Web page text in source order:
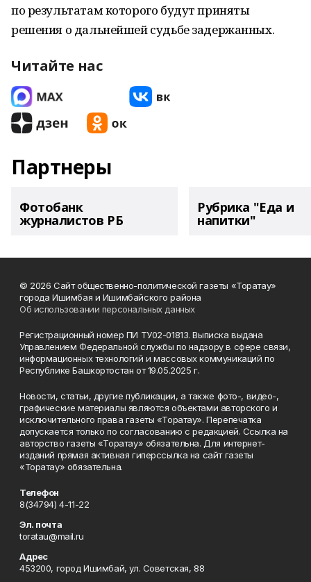
по результатам которого будут приняты
решения о дальнейшей судьбе задержанных.
Читайте нас
Партнеры
Фотобанк
журналистов РБ
Рубрика "Еда и
напитки"
© 2026 Сайт общественно-политической газеты «Торатау»
города Ишимбая и Ишимбайского района
Об использовании персональных данных
Регистрационный номер ПИ ТУ02-01813. Выписка выдана
Управлением Федеральной службы по надзору в сфере связи,
информационных технологий и массовых коммуникаций по
Республике Башкортостан от 19.05.2025 г.
Новости, статьи, другие публикации, а также фото-, видео-,
графические материалы являются объектами авторского и
исключительного права газеты «Торатау». Перепечатка
допускается только по согласованию с редакцией. Ссылка на
авторство газеты «Торатау» обязательна. Для интернет-
изданий прямая активная гиперссылка на сайт газеты
«Торатау» обязательна.
Телефон
8(34794) 4-11-22
Эл. почта
toratau@mail.ru
Адрес
453200, город Ишимбай, ул. Советская, 88